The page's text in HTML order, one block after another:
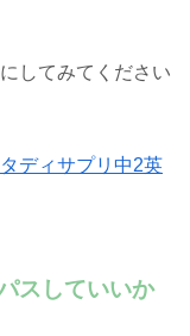
してみてください
ディサプリ中2英
スしていいか